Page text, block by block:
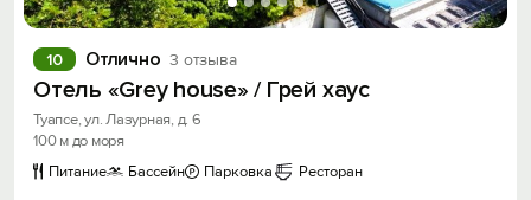
Отлично 3 отзыва
10
Отель «Grey house» / Грей хаус
Туапсе, ул. Лазурная, д. 6
100 м до моря
Питание
Бассейн Парковка Ресторан